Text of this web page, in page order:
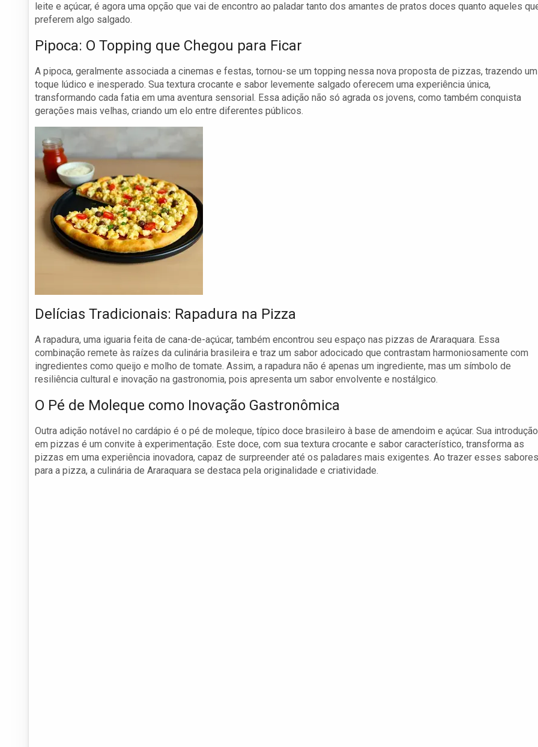
leite e açúcar, é agora uma opção que vai de encontro ao paladar tanto dos amantes de pratos doces quanto aqueles
preferem algo salgado.
Pipoca: O Topping que Chegou para Ficar
A pipoca, geralmente associada a cinemas e festas, tornou-se um topping nessa nova proposta de pizzas, trazendo um
toque lúdico e inesperado. Sua textura crocante e sabor levemente salgado oferecem uma experiência única,
transformando cada fatia em uma aventura sensorial. Essa adição não só agrada os jovens, como também conquista
gerações mais velhas, criando um elo entre diferentes públicos.
Delícias Tradicionais: Rapadura na Pizza
A rapadura, uma iguaria feita de cana-de-açúcar, também encontrou seu espaço nas pizzas de Araraquara. Essa
combinação remete às raízes da culinária brasileira e traz um sabor adocicado que contrastam harmoniosamente com
ingredientes como queijo e molho de tomate. Assim, a rapadura não é apenas um ingrediente, mas um símbolo de
resiliência cultural e inovação na gastronomia, pois apresenta um sabor envolvente e nostálgico.
O Pé de Moleque como Inovação Gastronômica
Outra adição notável no cardápio é o pé de moleque, típico doce brasileiro à base de amendoim e açúcar. Sua introdução
em pizzas é um convite à experimentação. Este doce, com sua textura crocante e sabor característico, transforma as
pizzas em uma experiência inovadora, capaz de surpreender até os paladares mais exigentes. Ao trazer esses sabores
para a pizza, a culinária de Araraquara se destaca pela originalidade e criatividade.